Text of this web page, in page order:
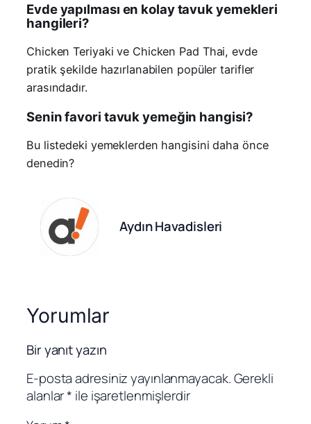
Evde yapılması en kolay tavuk yemekleri
hangileri?
Chicken Teriyaki ve Chicken Pad Thai, evde
pratik şekilde hazırlanabilen popüler tarifler
arasındadır.
Senin favori tavuk yemeğin hangisi?
Bu listedeki yemeklerden hangisini daha önce
denedin?
Aydın Havadisleri
Yorumlar
Bir yanıt yazın
E-posta adresiniz yayınlanmayacak.Gerekli
alanlar* ile işaretlenmişlerdir